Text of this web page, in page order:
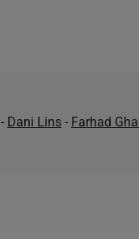
- Dani Lins - Farhad